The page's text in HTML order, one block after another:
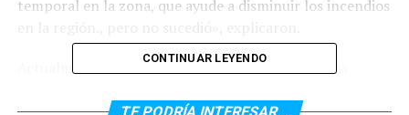
temporal en la zona, que ayude a disminuir los incendios
Actualmente, ya son más de 100.000 las hectáreas
CONTINUAR LEYENDO